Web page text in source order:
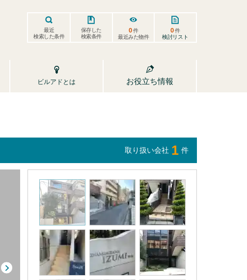
最近
検索した条件
保存した
検索条件
0件
最近みた物件
0件
検討リスト
ビルアドとは お役立ち情報
取り扱い会社 1 件